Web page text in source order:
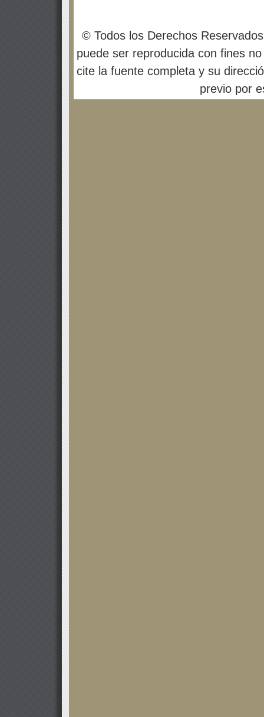
© Todos los Derechos
puede ser reproducida con fines
cite la fuente completa y su
previo por